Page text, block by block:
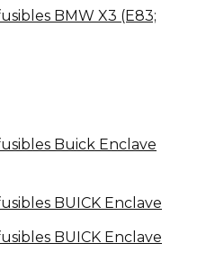
BMW X3 (E83;
Buick Enclave
BUICK Enclave
BUICK Enclave